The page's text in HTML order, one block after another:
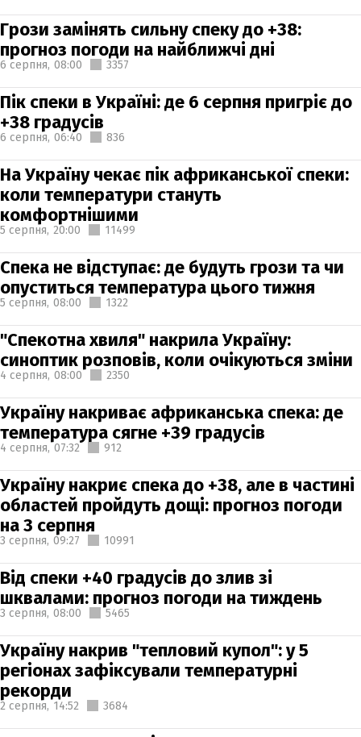
Грози замінять сильну спеку до +38:
прогноз погоди на найближчі дні
6 серпня, 08:00 3357
Пік спеки в Україні: де 6 серпня пригріє до
+38 градусів
6 серпня, 06:40 836
На Україну чекає пік африканської спеки:
коли температури стануть
комфортнішими
5 серпня, 20:00 11499
Спека не відступає: де будуть грози та чи
опуститься температура цього тижня
5 серпня, 08:00 1322
"Спекотна хвиля" накрила Україну:
синоптик розповів, коли очікуються зміни
4 серпня, 08:00 2350
Україну накриває африканська спека: де
температура сягне +39 градусів
4 серпня, 07:32 912
Україну накриє спека до +38, але в частині
областей пройдуть дощі: прогноз погоди
на 3 серпня
3 серпня, 09:27 10991
Від спеки +40 градусів до злив зі
шквалами: прогноз погоди на тиждень
3 серпня, 08:00 5465
Україну накрив "тепловий купол": у 5
регіонах зафіксували температурні
рекорди
2 серпня, 14:52 3684